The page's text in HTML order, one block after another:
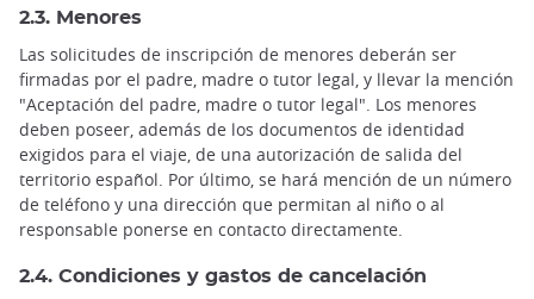
2.3. Menores
Las solicitudes de inscripción de menores deberán ser
firmadas por el padre, madre o tutor legal, y llevar la mención
"Aceptación del padre, madre o tutor legal". Los menores
deben poseer, además de los documentos de identidad
exigidos para el viaje, de una autorización de salida del
territorio español. Por último, se hará mención de un número
de teléfono y una dirección que permitan al niño o al
responsable ponerse en contacto directamente.
2.4. Condiciones y gastos de cancelación